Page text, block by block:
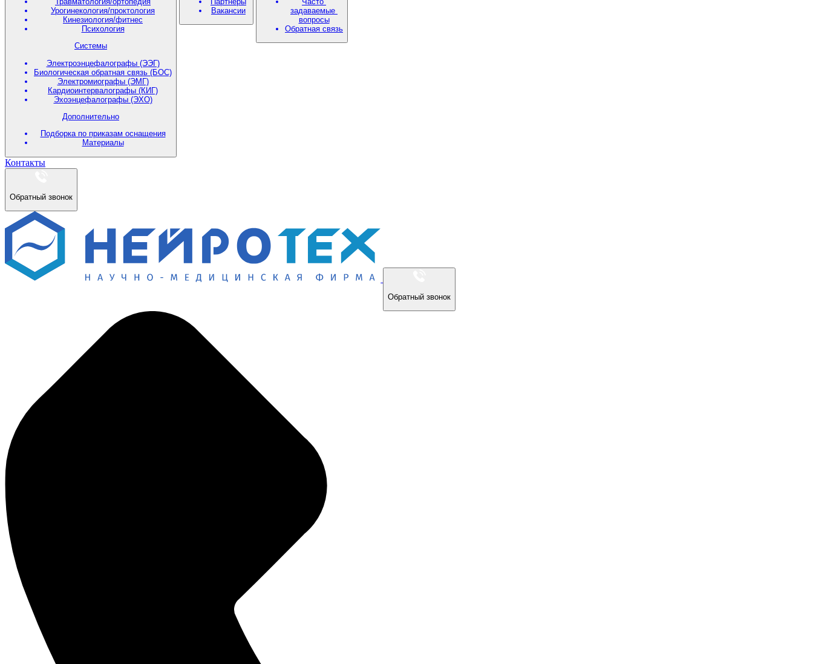
Урогинекология/проктология
Кинезиология/фитнес
Психология
Системы
Электроэнцефалографы (ЭЭГ)
Биологическая обратная связь (БОС)
Электромиографы (ЭМГ)
Кардиоинтервалографы (КИГ)
Эхоэнцефалографы (ЭХО)
Дополнительно
Подборка по приказам оснащения
Материалы
Вакансии
задаваемые
вопросы
Обратная связь
Контакты
Обратный звонок
Обратный звонок